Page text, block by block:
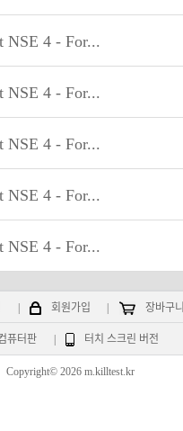
NSE 4 - For...
NSE 4 - For...
NSE 4 - For...
NSE 4 - For...
NSE 4 - For...
회원가입 장바구니
퓨터판 터치 스크린 버전
Copyright© 2026 m.killtest.kr